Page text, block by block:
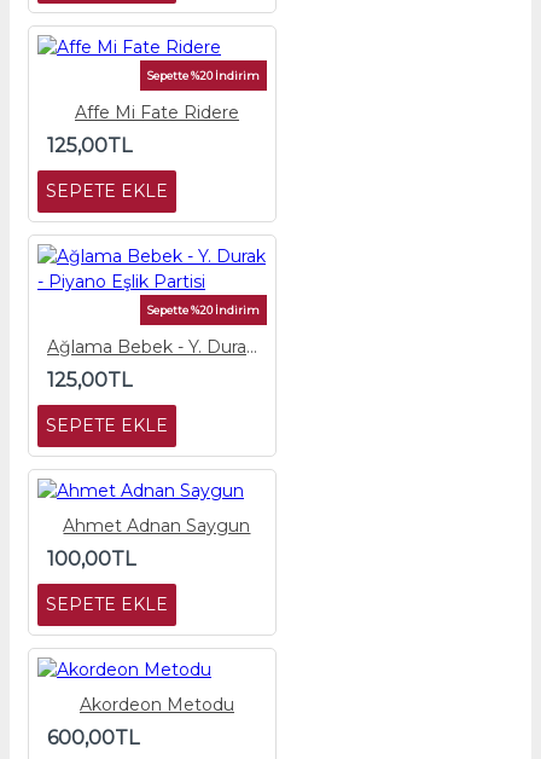
Sepette %20 İndirim
Affe Mi Fate Ridere
125,00TL
SEPETE EKLE
Sepette %20 İndirim
Ağlama Bebek - Y. Durak - Piyano Eşlik Partisi
125,00TL
SEPETE EKLE
Ahmet Adnan Saygun
100,00TL
SEPETE EKLE
Akordeon Metodu
600,00TL